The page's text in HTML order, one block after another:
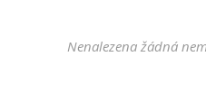
Nenalezena žádná